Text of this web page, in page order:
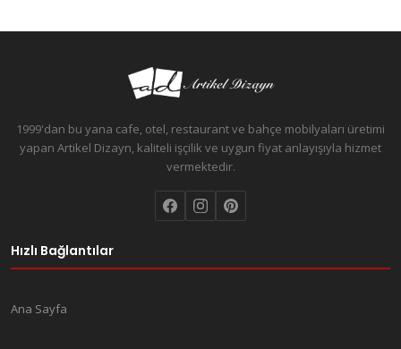
1999'dan bu yana cafe, otel, restaurant ve bahçe mobilyaları üretimi
yapan Artikel Dizayn, kaliteli işçilik ve uygun fiyat anlayışıyla hizmet
vermektedir.
Hızlı Bağlantılar
Ana Sayfa